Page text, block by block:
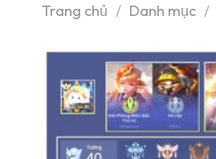
Trang chủ / Danh mục /